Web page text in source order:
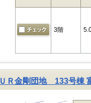
3階
ＵＲ金剛団地 133号棟